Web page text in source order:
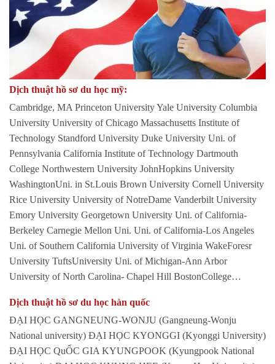
Dịch thuật hồ sơ du học mỹ:
Cambridge, MA Princeton University Yale University Columbia
University University of Chicago Massachusetts Institute of
Technology Standford University Duke University Uni. of
Pennsylvania California Institute of Technology Dartmouth
College Northwestern University JohnHopkins University
WashingtonUni. in St.Louis Brown University Cornell University
Rice University University of NotreDame Vanderbilt University
Emory University Georgetown University Uni. of California-
Berkeley Carnegie Mellon Uni. Uni. of California-Los Angeles
Uni. of Southern California University of Virginia WakeForesr
University TuftsUniversity Uni. of Michigan-Ann Arbor
University of North Carolina- Chapel Hill BostonCollege…
Dịch thuật hồ sơ du học hàn quốc
ĐẠI HỌC GANGNEUNG-WONJU (Gangneung-Wonju
National university) ĐẠI HỌC KYONGGI (Kyonggi University)
ĐẠI HỌC QuỐC GIA KYUNGPOOK (Kyungpook National